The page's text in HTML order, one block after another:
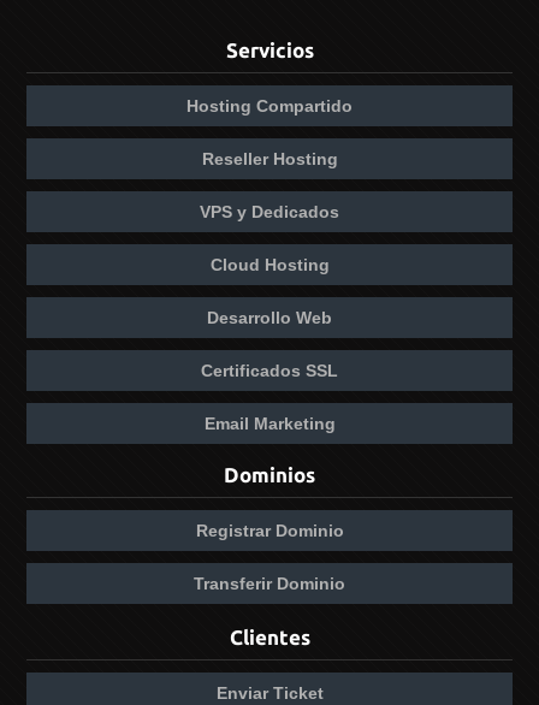
Servicios
Hosting Compartido
Reseller Hosting
VPS y Dedicados
Cloud Hosting
Desarrollo Web
Certificados SSL
Email Marketing
Dominios
Registrar Dominio
Transferir Dominio
Clientes
Enviar Ticket